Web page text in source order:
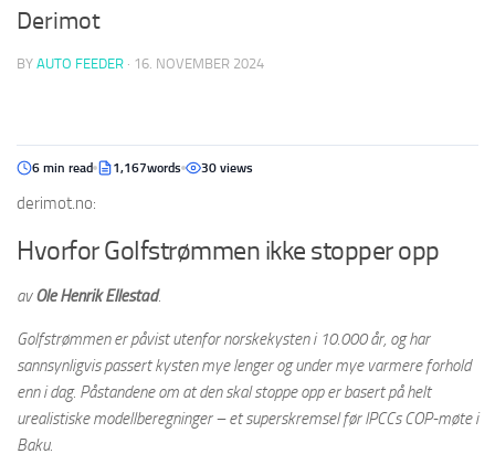
Derimot
BY AUTO FEEDER · 16. NOVEMBER 2024
6 min read 1,167words 30 views
derimot.no:
Hvorfor Golfstrømmen ikke stopper opp
avOle Henrik Ellestad.
Golfstrømmen er påvist utenfor norskekysten i 10.000 år, og har
sannsynligvis passert kysten mye lenger og under mye varmere forhold
enn i dag. Påstandene om at den skal stoppe opp er basert på helt
urealistiske modellberegninger – et superskremsel før IPCCs COP-møte i
Baku.